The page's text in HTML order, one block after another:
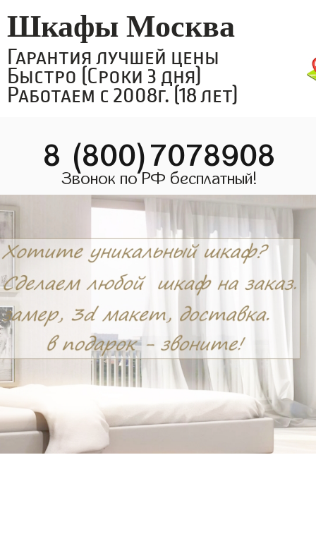
Шкафы Москва
Гарантия лучшей цены
Быстро (Сроки 3 дня)
Работаем с 2008г. (18 лет)
8 (800)7078908
Звонок по РФ бесплатный!